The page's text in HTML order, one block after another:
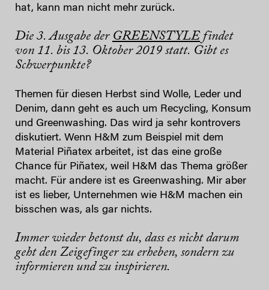
hat, kann man nicht mehr zurück.
Die 3. Ausgabe der GREENSTYLEfindet
von 11. bis 13. Oktober 2019 statt. Gibt es
Schwerpunkte?
Themen für diesen Herbst sind Wolle, Leder und
Denim, dann geht es auch um Recycling, Konsum
und Greenwashing. Das wird ja sehr kontrovers
diskutiert. Wenn H&M zum Beispiel mit dem
Material Piñatex arbeitet, ist das eine große
Chance für Piñatex, weil H&M das Thema größer
macht. Für andere ist es Greenwashing. Mir aber
ist es lieber, Unternehmen wie H&M machen ein
bisschen was, als gar nichts.
Immer wieder betonst du, dass es nicht darum
geht den Zeigefinger zu erheben, sondern zu
informieren und zu inspirieren.